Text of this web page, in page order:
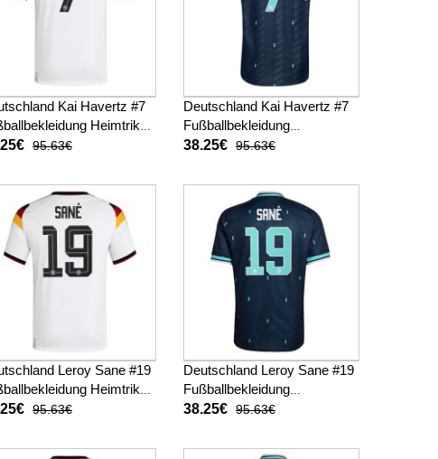
Kai Havertz #7
Heimtrikot
2026 Kurzarm
95.63€
Deutschland Kai Havertz #7
Fußballbekleidung
Auswärtstrikot WM 2026
38.25€ 95.63€
Leroy Sane #19
Heimtrikot
2026 Kurzarm
95.63€
Deutschland Leroy Sane #19
Fußballbekleidung
Auswärtstrikot WM 2026
38.25€ 95.63€